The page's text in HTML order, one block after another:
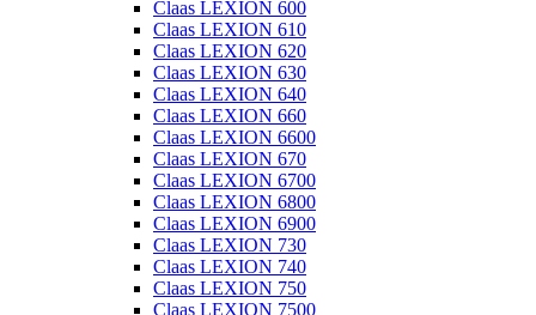
Claas LEXION 600
Claas LEXION 610
Claas LEXION 620
Claas LEXION 630
Claas LEXION 640
Claas LEXION 660
Claas LEXION 6600
Claas LEXION 670
Claas LEXION 6700
Claas LEXION 6800
Claas LEXION 6900
Claas LEXION 730
Claas LEXION 740
Claas LEXION 750
Claas LEXION 7500